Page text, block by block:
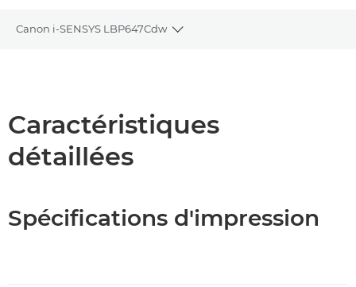
Canon i-SENSYS LBP647Cdw
Toggle breadcrumbs
Assistance
Caractéristiques
détaillées
Spécifications d'impression